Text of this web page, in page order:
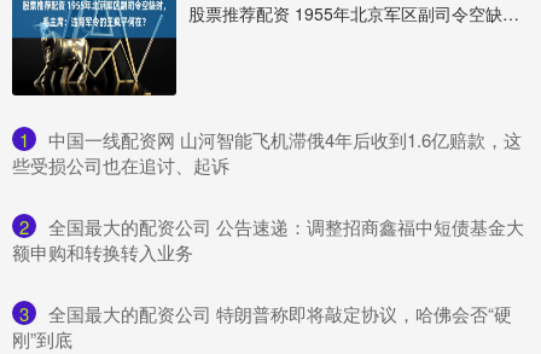
股票推荐配资 1955年北京军区副司令空缺时，毛主席：违背军令的王疯子何在？
1
​中国一线配资网 山河智能飞机滞俄4年后收到1.6亿赔款，这
些受损公司也在追讨、起诉
2
​全国最大的配资公司 公告速递：调整招商鑫福中短债基金大
额申购和转换转入业务
3
​全国最大的配资公司 特朗普称即将敲定协议，哈佛会否“硬
刚”到底